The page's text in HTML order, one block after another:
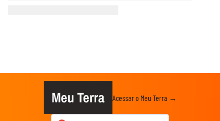
Meu Terra Acessar o Meu Terra →